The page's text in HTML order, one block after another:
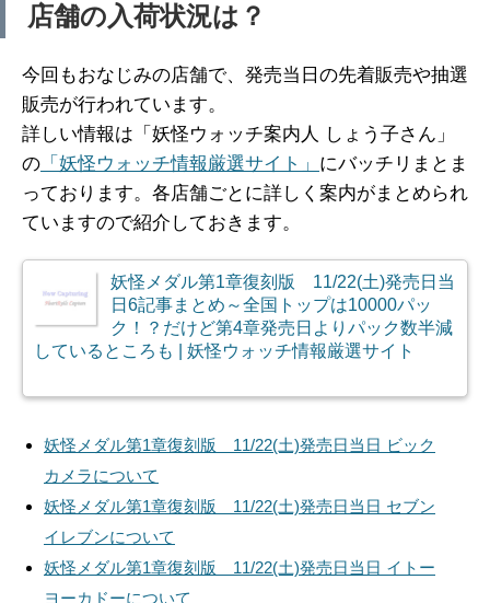
店舗の入荷状況は？
今回もおなじみの店舗で、発売当日の先着販売や抽選
販売が行われています。
詳しい情報は「妖怪ウォッチ案内人 しょう子さん」
の 「妖怪ウォッチ情報厳選サイト」 にバッチリまとま
っております。各店舗ごとに詳しく案内がまとめられ
ていますので紹介しておきます。
妖怪メダル第1章復刻版 11/22(土)発売日当
日6記事まとめ～全国トップは10000パッ
ク！？だけど第4章発売日よりパック数半減
しているところも | 妖怪ウォッチ情報厳選サイト
妖怪メダル第1章復刻版 11/22(土)発売日当日 ビック
カメラについて
妖怪メダル第1章復刻版 11/22(土)発売日当日 セブン
イレブンについて
妖怪メダル第1章復刻版 11/22(土)発売日当日 イトー
ヨーカドーについて